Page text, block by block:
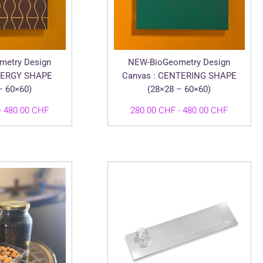
Design
SHAPE
60×60)
480.00 CHFFascia
di
280.00 CHF
a
480.00 CHF
NEW-BioGeometry Design
Canvas : CENTERING SHAPE
(28×28 – 60×60)
280.00 CHF - 480.00 CHFFascia
di